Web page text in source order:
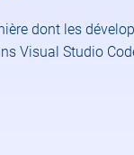
dont les
Visual Studio